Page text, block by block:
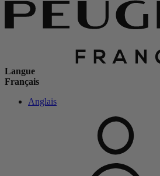
Langue
Français
Anglais